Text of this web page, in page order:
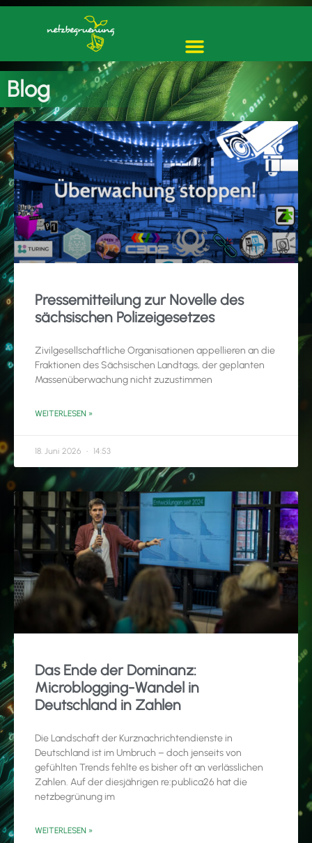
Blog
Pressemitteilung zur Novelle des
sächsischen Polizeigesetzes
Zivilgesellschaftliche Organisationen appellieren an die
Fraktionen des Sächsischen Landtags, der geplanten
Massenüberwachung nicht zuzustimmen
WEITERLESEN »
18. Juni 2026 14:53
Das Ende der Dominanz:
Microblogging-Wandel in
Deutschland in Zahlen
Die Landschaft der Kurznachrichtendienste in
Deutschland ist im Umbruch – doch jenseits von
gefühlten Trends fehlte es bisher oft an verlässlichen
Zahlen. Auf der diesjährigen re:publica26 hat die
netzbegrünung im
WEITERLESEN »